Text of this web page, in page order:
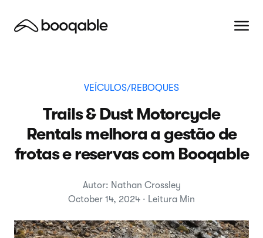
VEÍCULOS/REBOQUES
Trails & Dust Motorcycle
Rentals melhora a gestão de
frotas e reservas com Booqable
Autor: Nathan Crossley
October 14, 2024 · Leitura Min